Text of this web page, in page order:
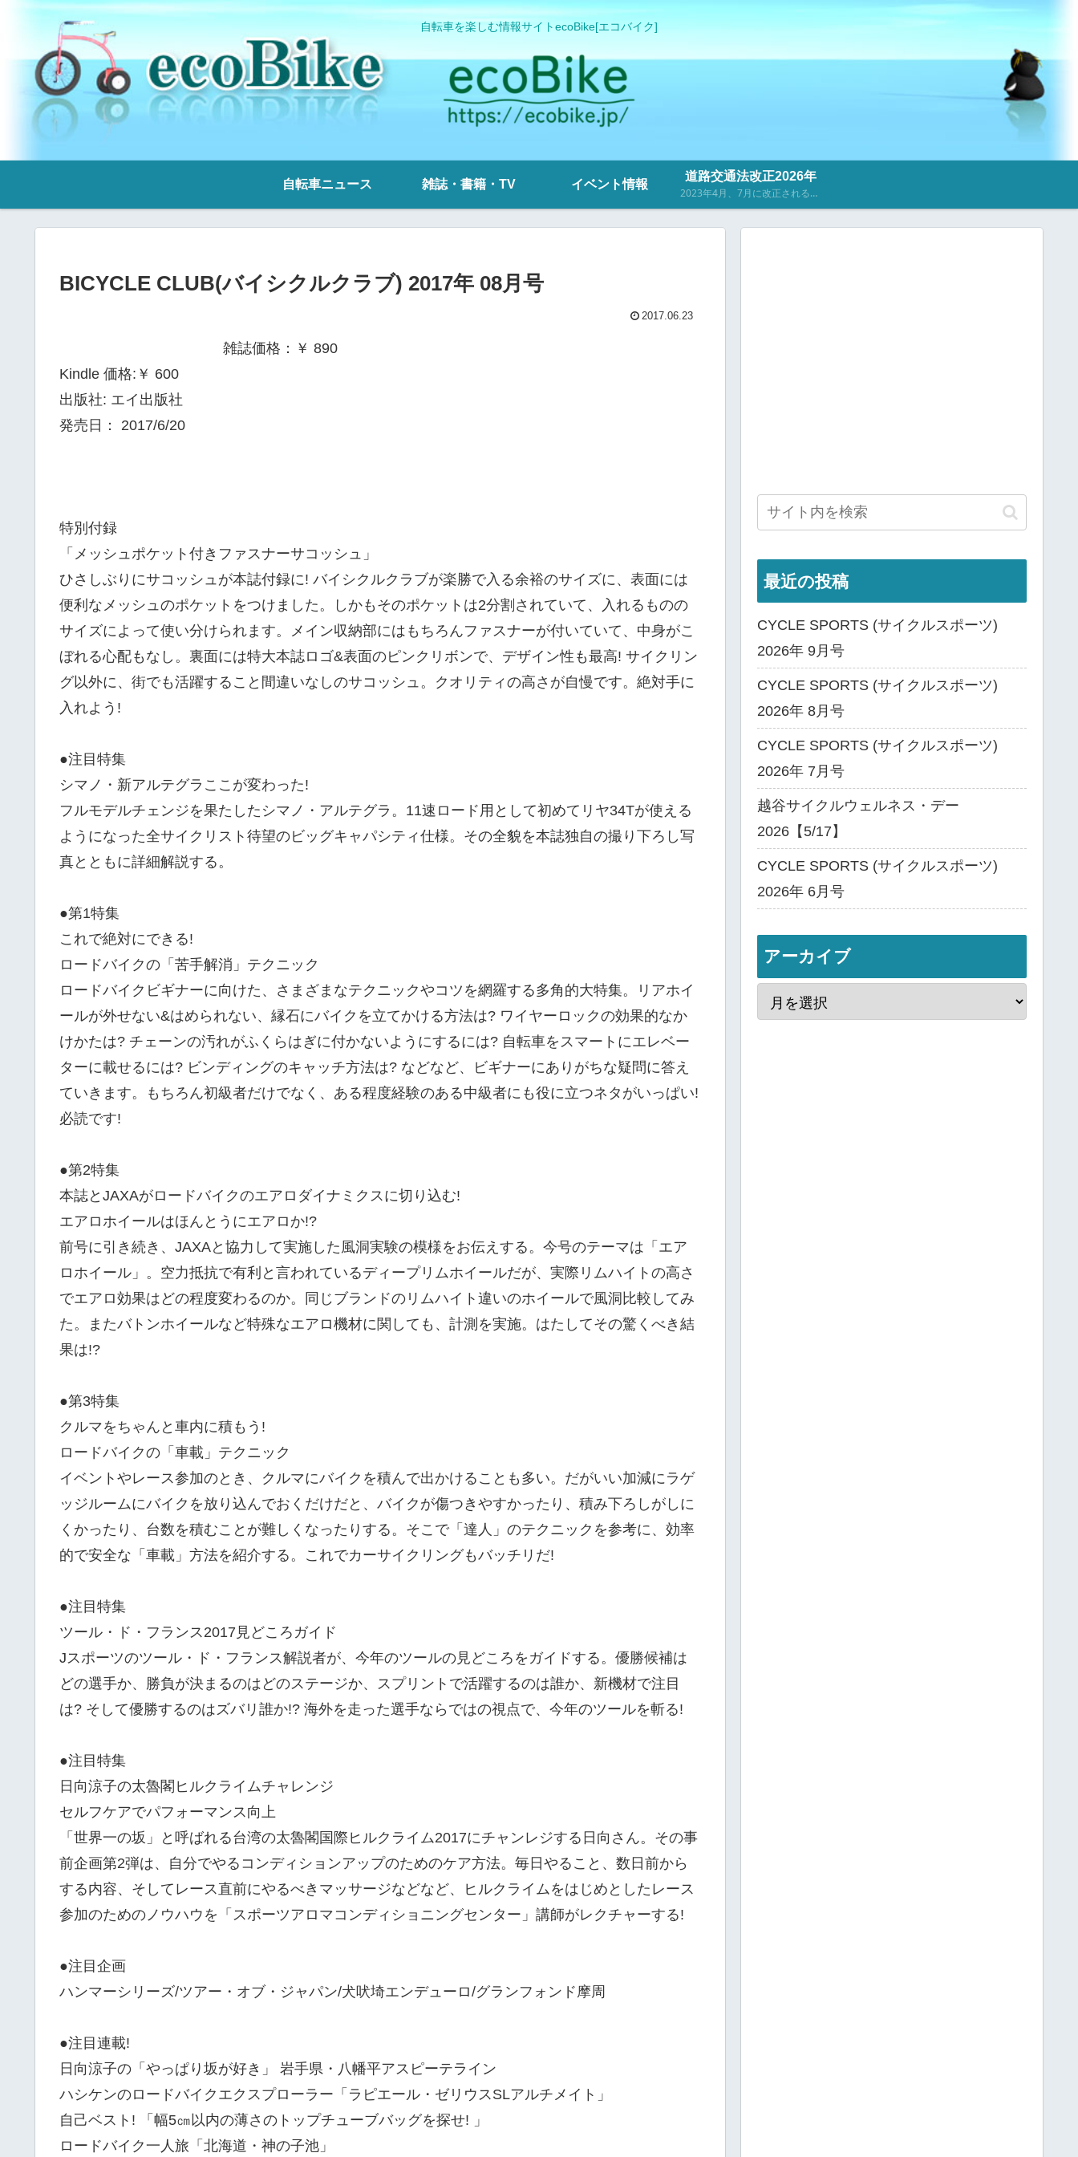
自転車を楽しむ情報サイトecoBike[エコバイク]
自転車ニュース 雑誌・書籍・TV イベント情報
道路交通法改正2026年
2023年4月、7月に改正される道路交通法に関するニュース・記事を掲載しています。
BICYCLE CLUB(バイシクルクラブ) 2017年 08月号
2017.06.23
雑誌価格：￥ 890
Kindle 価格:￥ 600
出版社: エイ出版社
発売日： 2017/6/20
特別付録
「メッシュポケット付きファスナーサコッシュ」
ひさしぶりにサコッシュが本誌付録に! バイシクルクラブが楽勝で入る余裕のサイズに、表面には
便利なメッシュのポケットをつけました。しかもそのポケットは2分割されていて、入れるものの
サイズによって使い分けられます。メイン収納部にはもちろんファスナーが付いていて、中身がこ
ぼれる心配もなし。裏面には特大本誌ロゴ&表面のピンクリボンで、デザイン性も最高! サイクリン
グ以外に、街でも活躍すること間違いなしのサコッシュ。クオリティの高さが自慢です。絶対手に
入れよう!
●注目特集
シマノ・新アルテグラここが変わった!
フルモデルチェンジを果たしたシマノ・アルテグラ。11速ロード用として初めてリヤ34Tが使える
ようになった全サイクリスト待望のビッグキャパシティ仕様。その全貌を本誌独自の撮り下ろし写
真とともに詳細解説する。
●第1特集
これで絶対にできる!
ロードバイクの「苦手解消」テクニック
ロードバイクビギナーに向けた、さまざまなテクニックやコツを網羅する多角的大特集。リアホイ
ールが外せない&はめられない、縁石にバイクを立てかける方法は? ワイヤーロックの効果的なか
けかたは? チェーンの汚れがふくらはぎに付かないようにするには? 自転車をスマートにエレベー
ターに載せるには? ビンディングのキャッチ方法は? などなど、ビギナーにありがちな疑問に答え
ていきます。もちろん初級者だけでなく、ある程度経験のある中級者にも役に立つネタがいっぱい!
必読です!
●第2特集
本誌とJAXAがロードバイクのエアロダイナミクスに切り込む!
エアロホイールはほんとうにエアロか!?
前号に引き続き、JAXAと協力して実施した風洞実験の模様をお伝えする。今号のテーマは「エア
ロホイール」。空力抵抗で有利と言われているディープリムホイールだが、実際リムハイトの高さ
でエアロ効果はどの程度変わるのか。同じブランドのリムハイト違いのホイールで風洞比較してみ
た。またバトンホイールなど特殊なエアロ機材に関しても、計測を実施。はたしてその驚くべき結
果は!?
●第3特集
クルマをちゃんと車内に積もう!
ロードバイクの「車載」テクニック
イベントやレース参加のとき、クルマにバイクを積んで出かけることも多い。だがいい加減にラゲ
ッジルームにバイクを放り込んでおくだけだと、バイクが傷つきやすかったり、積み下ろしがしに
くかったり、台数を積むことが難しくなったりする。そこで「達人」のテクニックを参考に、効率
的で安全な「車載」方法を紹介する。これでカーサイクリングもバッチリだ!
●注目特集
ツール・ド・フランス2017見どころガイド
Jスポーツのツール・ド・フランス解説者が、今年のツールの見どころをガイドする。優勝候補は
どの選手か、勝負が決まるのはどのステージか、スプリントで活躍するのは誰か、新機材で注目
は? そして優勝するのはズバリ誰か!? 海外を走った選手ならではの視点で、今年のツールを斬る!
●注目特集
日向涼子の太魯閣ヒルクライムチャレンジ
セルフケアでパフォーマンス向上
「世界一の坂」と呼ばれる台湾の太魯閣国際ヒルクライム2017にチャンレジする日向さん。その事
前企画第2弾は、自分でやるコンディションアップのためのケア方法。毎日やること、数日前から
する内容、そしてレース直前にやるべきマッサージなどなど、ヒルクライムをはじめとしたレース
参加のためのノウハウを「スポーツアロマコンディショニングセンター」講師がレクチャーする!
●注目企画
ハンマーシリーズ/ツアー・オブ・ジャパン/犬吠埼エンデューロ/グランフォンド摩周
●注目連載!
日向涼子の「やっぱり坂が好き」 岩手県・八幡平アスピーテライン
ハシケンのロードバイクエクスプローラー「ラピエール・ゼリウスSLアルチメイト」
自己ベスト! 「幅5㎝以内の薄さのトップチューブバッグを探せ! 」
ロードバイク一人旅「北海道・神の子池」
最近の投稿
CYCLE SPORTS (サイクルスポーツ)
2026年 9月号
CYCLE SPORTS (サイクルスポーツ)
2026年 8月号
CYCLE SPORTS (サイクルスポーツ)
2026年 7月号
越谷サイクルウェルネス・デー
2026【5/17】
CYCLE SPORTS (サイクルスポーツ)
2026年 6月号
アーカイブ